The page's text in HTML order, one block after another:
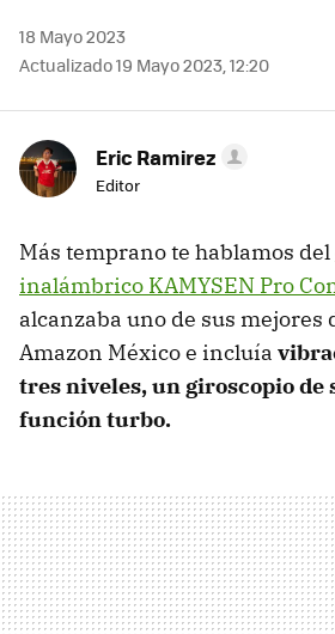
18 Mayo 2023
Actualizado 19 Mayo 2023, 12:20
Eric Ramirez
Editor
Más temprano te hablamos del
inalámbrico KAMYSEN Pro
alcanzaba uno de sus mejores
Amazon México e incluía
tres niveles, un giroscopio de
función turbo.